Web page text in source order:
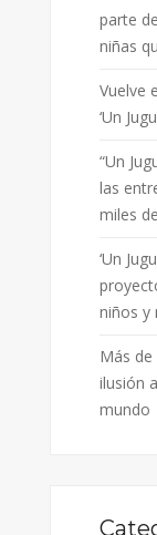
parte
niñas
Vuelve
‘Un
“Un
las
miles
‘Un
niños y
Más
ilusión
mundo